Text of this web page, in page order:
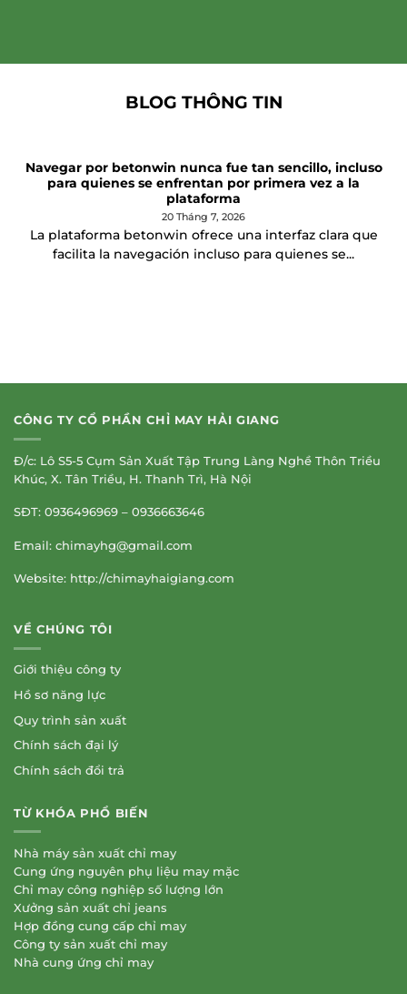
BLOG THÔNG TIN
Navegar por betonwin nunca fue tan sencillo, incluso
para quienes se enfrentan por primera vez a la
plataforma
20 Tháng 7, 2026
La plataforma betonwin ofrece una interfaz clara que
facilita la navegación incluso para quienes se...
CÔNG TY CỔ PHẦN CHỈ MAY HẢI GIANG
Đ/c: Lô S5-5 Cụm Sản Xuất Tập Trung Làng Nghề Thôn Triều
Khúc, X. Tân Triều, H. Thanh Trì, Hà Nội
SĐT: 0936496969 – 0936663646
Email: chimayhg@gmail.com
Website: http://chimayhaigiang.com
VỀ CHÚNG TÔI
Giới thiệu công ty
Hồ sơ năng lực
Quy trình sản xuất
Chính sách đại lý
Chính sách đổi trả
TỪ KHÓA PHỔ BIẾN
Nhà máy sản xuất chỉ may
Cung ứng nguyên phụ liệu may mặc
Chỉ may công nghiệp số lượng lớn
Xưởng sản xuất chỉ jeans
Hợp đồng cung cấp chỉ may
Công ty sản xuất chỉ may
Nhà cung ứng chỉ may